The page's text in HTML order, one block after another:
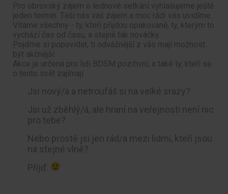
Pro obrovský zájem o lednové setkání vyhlašujeme ještě
jeden termín. Těší nás váš zájem a moc rádi vás uvidíme.
Vítáme všechny - ty, kteří přijdou opakovaně, ty, kterým to
vychází čas od času, a stejně tak nováčky.
Pojďme si popovídat, ti odvážnější z vás mají možnost
být akčnější.
Akce je určená pro lidi BDSM pozitivní, a také ty, kteří se
o tento svět zajímají.
Jsi nový/á a netroufáš si na velké srazy?
Jsi už zběhlý/á, ale hraní na veřejnosti není nic
pro tebe?
Nebo prostě jsi jen rád/a mezi lidmi, kteří jsou
na stejné vlně?
Přijď.